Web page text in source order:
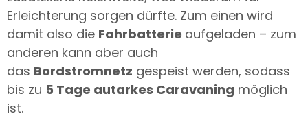
Erleichterung sorgen dürfte. Zum einen wird
damit also die Fahrbatterie aufgeladen – zum
anderen kann aber auch
das Bordstromnetz gespeist werden, sodass
bis zu 5 Tage autarkes Caravaning möglich
ist.